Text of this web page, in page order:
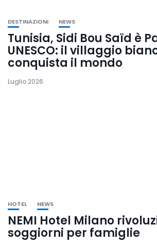
DESTINAZIONI NEWS
Tunisia, Sidi Bou Saïd è
UNESCO: il villaggio
conquista il mondo
Luglio 2026
HOTEL NEWS
NEMI Hotel Milano
soggiorni per famiglie